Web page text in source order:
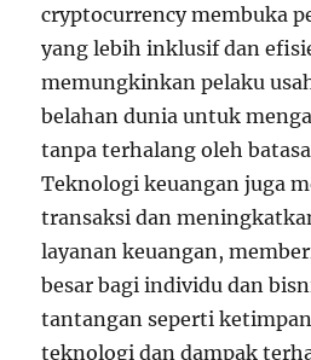
cryptocurrency membuka
yang lebih inklusif dan
memungkinkan pelaku
belahan dunia untuk
tanpa terhalang oleh
Teknologi keuangan juga
transaksi dan
layanan keuangan,
besar bagi individu dan
tantangan seperti
teknologi dan dampak